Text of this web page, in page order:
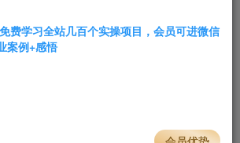
宇，现聚焦AIP赛道，加入破局后，四
长AI高端商业文案写作。​
费学习全站几百个实操项目，会员可进微信
案例+感悟